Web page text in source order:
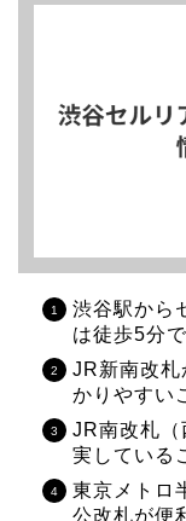
渋谷駅から
は徒歩5分
JR新南改札
かりやすい
JR南改札（
実している
東京メトロ
公改札が便